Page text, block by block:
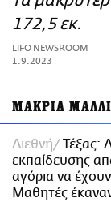
ΑΜΠΑ
PRINT
172,5 εκ.
LIFO NEWSROOM
1.9.2023
ΜΑΚΡΙΑ
Διεθνή
Τέξας:
εκπαίδευσης
αγόρια να
Μαθητές